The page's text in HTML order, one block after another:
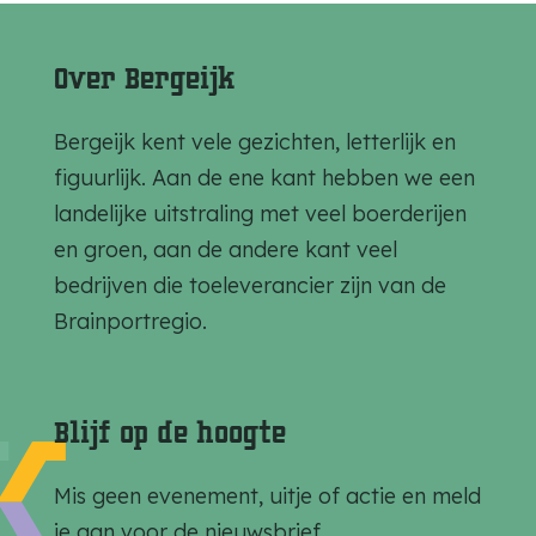
o
p
e
z
e
p
a
g
a
o
p
l
e
z
e
p
a
g
a
o
p
Over Bergeijk
Bergeijk kent vele gezichten, letterlijk en
figuurlijk. Aan de ene kant hebben we een
landelijke uitstraling met veel boerderijen
en groen, aan de andere kant veel
bedrijven die toeleverancier zijn van de
Brainportregio.
Blijf op de hoogte
Mis geen evenement, uitje of actie en meld